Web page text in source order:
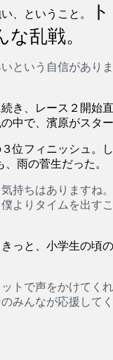
、ということ。
乱戦。
という自信があ
き、レース２開
中で、濱原がスタ
位フィニッシュ
雨の菅生だった。
持ちはあります
よりタイムを出
と、小学生の頃
トで声をかけて
んなが応援して